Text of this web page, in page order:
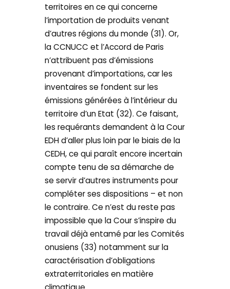
territoires en ce qui concerne
l’importation de produits venant
d’autres régions du monde (31). Or,
la CCNUCC et l’Accord de Paris
n’attribuent pas d’émissions
provenant d’importations, car les
inventaires se fondent sur les
émissions générées à l’intérieur du
territoire d’un Etat (32). Ce faisant,
les requérants demandent à la Cour
EDH d’aller plus loin par le biais de la
CEDH, ce qui paraît encore incertain
compte tenu de sa démarche de
se servir d’autres instruments pour
compléter ses dispositions – et non
le contraire. Ce n’est du reste pas
impossible que la Cour s’inspire du
travail déjà entamé par les Comités
onusiens (33) notamment sur la
caractérisation d’obligations
extraterritoriales en matière